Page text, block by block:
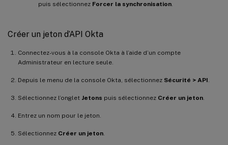
puis sélectionnez Forcer la synchronisation.
Créer un jeton d’API Okta
Connectez-vous à la console Okta à l’aide d’un compte
Administrateur en lecture seule.
Depuis le menu de la console Okta, sélectionnez Sécurité > API.
Sélectionnez l’onglet Jetons puis sélectionnez Créer un jeton.
Entrez un nom pour le jeton.
Sélectionnez Créer un jeton.